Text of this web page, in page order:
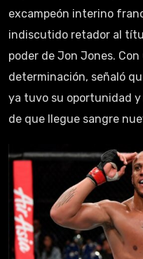
excampeón interino
indiscutido retador al
poder de Jon Jones.
determinación, señaló
ya tuvo su oportunidad y
de que llegue sangre